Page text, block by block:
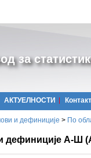
за
АКТУЕЛНОСТИ Контакт
и дефиниције > По
дефиниције А-Ш